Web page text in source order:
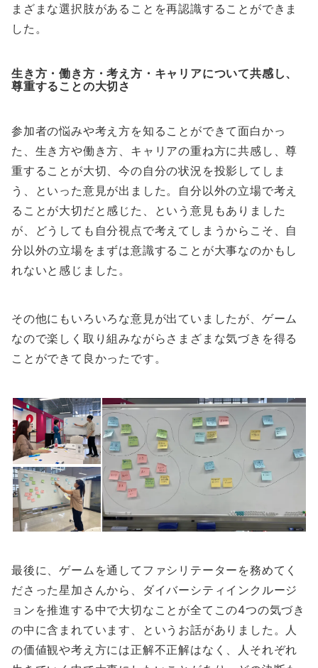
まざまな選択肢があることを再認識することができま
した。
生き方・働き方・考え方・キャリアについて共感し、
尊重することの大切さ
参加者の悩みや考え方を知ることができて面白かっ
た、生き方や働き方、キャリアの重ね方に共感し、尊
重することが大切、今の自分の状況を投影してしま
う、といった意見が出ました。自分以外の立場で考え
ることが大切だと感じた、という意見もありました
が、どうしても自分視点で考えてしまうからこそ、自
分以外の立場をまずは意識することが大事なのかもし
れないと感じました。
その他にもいろいろな意見が出ていましたが、ゲーム
なので楽しく取り組みながらさまざまな気づきを得る
ことができて良かったです。
最後に、ゲームを通してファシリテーターを務めてく
ださった星加さんから、ダイバーシティインクルージ
ョンを推進する中で大切なことが全てこの4つの気づき
の中に含まれています、というお話がありました。人
の価値観や考え方には正解不正解はなく、人それぞれ